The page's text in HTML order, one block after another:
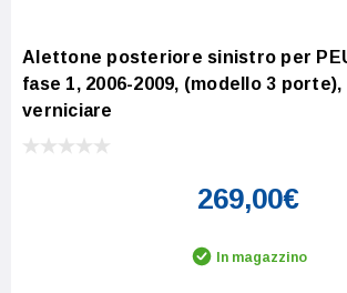
Alettone posteriore sinistro per
fase 1, 2006-2009, (modello 3 porte),
verniciare
269,00€
In magazzino